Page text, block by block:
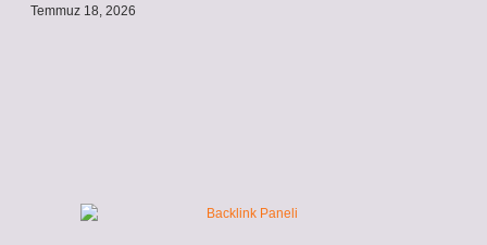
Temmuz 18, 2026